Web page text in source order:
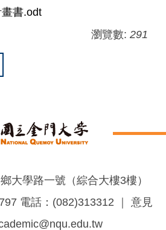
書.odt
瀏覽數: 291
大學路一號（綜合大樓3樓）
電話：(082)313312 ｜ 意見